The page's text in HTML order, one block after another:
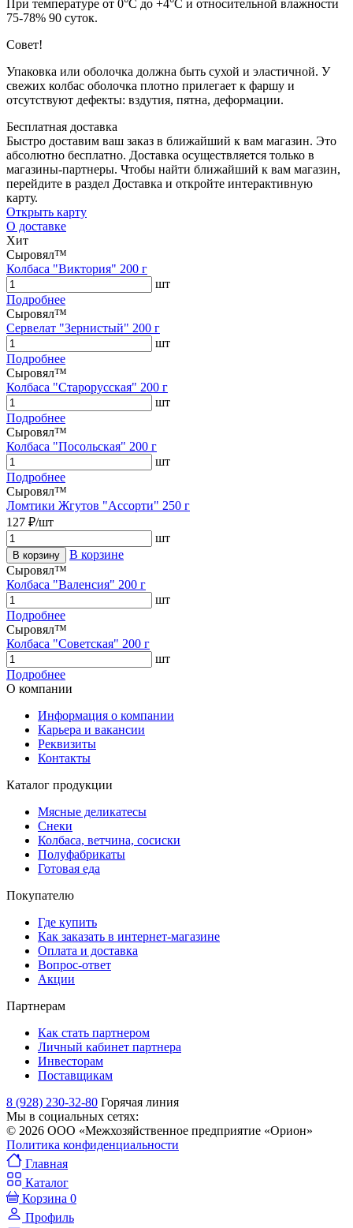
При температуре от 0°С до +4°С и относительной влажности
75-78% 90 суток.
Совет!
Упаковка или оболочка должна быть сухой и эластичной. У
свежих колбас оболочка плотно прилегает к фаршу и
отсутствуют дефекты: вздутия, пятна, деформации.
Бесплатная доставка
Быстро доставим ваш заказ в ближайший к вам магазин. Это
абсолютно бесплатно. Доставка осуществляется только в
магазины-партнеры. Чтобы найти ближайший к вам магазин,
перейдите в раздел Доставка и откройте интерактивную
карту.
Открыть карту
О доставке
Хит
Сыровял™
Колбаса "Виктория" 200 г
шт
Подробнее
Сыровял™
Сервелат "Зернистый" 200 г
шт
Подробнее
Сыровял™
Колбаса "Старорусская" 200 г
шт
Подробнее
Сыровял™
Колбаса "Посольская" 200 г
шт
Подробнее
Сыровял™
Ломтики Жгутов "Ассорти" 250 г
127 ₽/шт
шт
В корзину
В корзине
Сыровял™
Колбаса "Валенсия" 200 г
шт
Подробнее
Сыровял™
Колбаса "Советская" 200 г
шт
Подробнее
О компании
Информация о компании
Карьера и вакансии
Реквизиты
Контакты
Каталог продукции
Мясные деликатесы
Снеки
Колбаса, ветчина, сосиски
Полуфабрикаты
Готовая еда
Покупателю
Где купить
Как заказать в интернет-магазине
Оплата и доставка
Вопрос-ответ
Акции
Партнерам
Как стать партнером
Личный кабинет партнера
Инвесторам
Поставщикам
8 (928) 230-32-80 Горячая линия
Мы в социальных сетях:
© 2026 ООО «Межхозяйственное предприятие «Орион»
Политика конфиденциальности
Главная
Каталог
Корзина 0
Профиль